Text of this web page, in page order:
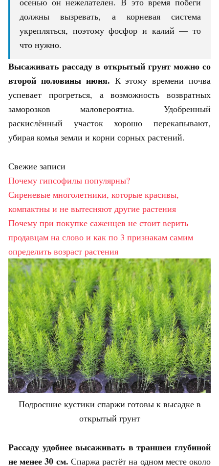
должны вызревать, а корневая система
укрепляться, поэтому фосфор и калий — то
что нужно.
Высаживать рассаду в открытый грунт можно со
второй половины июня. К этому времени почва
успевает прогреться, а возможность возвратных
заморозков маловероятна. Удобренный
раскислённый участок хорошо перекапывают,
убирая комья земли и корни сорных растений.
Свежие записи
Почему гипсофилы популярны?
Сиреневые многолетники, которые красивы,
компактны и не вытесняют другие растения
Почему при покупке саженцев не стоит верить
продавцам на слово и как по 3 признакам самим
определить возраст растения
Подросшие кустики спаржи готовы к высадке в
открытый грунт
Рассаду удобнее высаживать в траншеи глубиной
не менее 30 см. Спаржа растёт на одном месте около